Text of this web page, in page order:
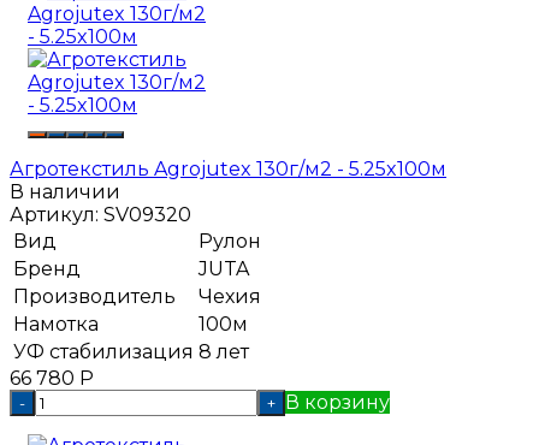
Агротекстиль Agrojutex 130г/м2 - 5.25x100м
В наличии
Артикул: SV09320
Вид
Рулон
Бренд
JUTA
Производитель
Чехия
Намотка
100м
УФ стабилизация 8 лет
66 780 Р
- + В корзину